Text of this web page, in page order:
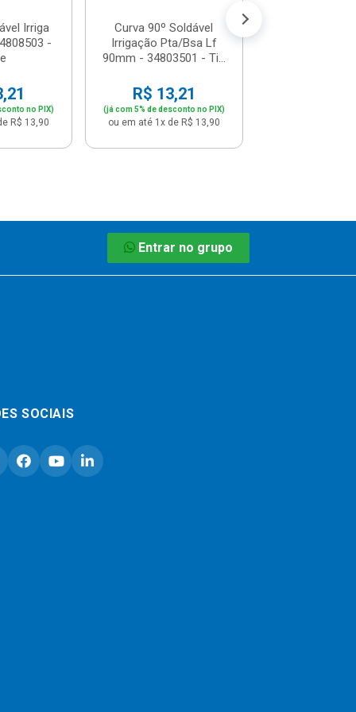
Irriga
-
no PIX)
R$ 13,90
Curva 90º Soldável
Irrigação Pta/Bsa Lf
90mm - 34803501 - Ti...
R$ 13,21
(já com 5% de desconto no PIX)
ou em até 1x de R$ 13,90
Entrar no grupo
SOCIAIS